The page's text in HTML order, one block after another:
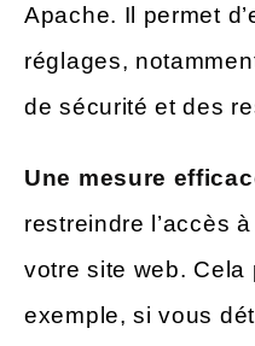
Apache. Il permet
réglages,
de sécurité et des
Une mesure
restreindre l’accès
votre site web. Cela
exemple, si vous